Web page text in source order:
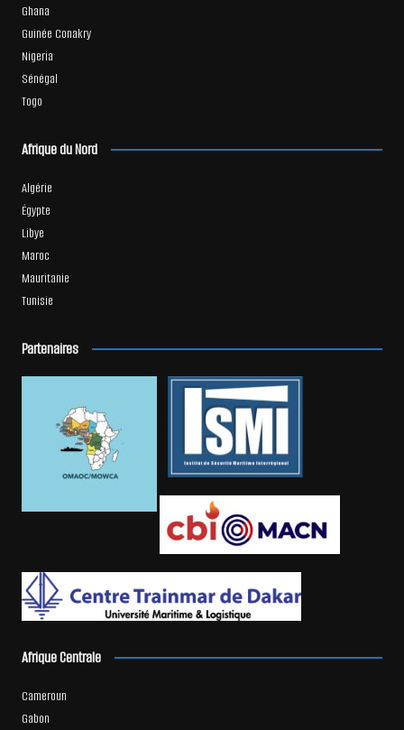
Ghana
Guinée Conakry
Nigeria
Sénégal
Togo
Afrique du Nord
Algérie
Égypte
Libye
Maroc
Mauritanie
Tunisie
Partenaires
Afrique Centrale
Cameroun
Gabon